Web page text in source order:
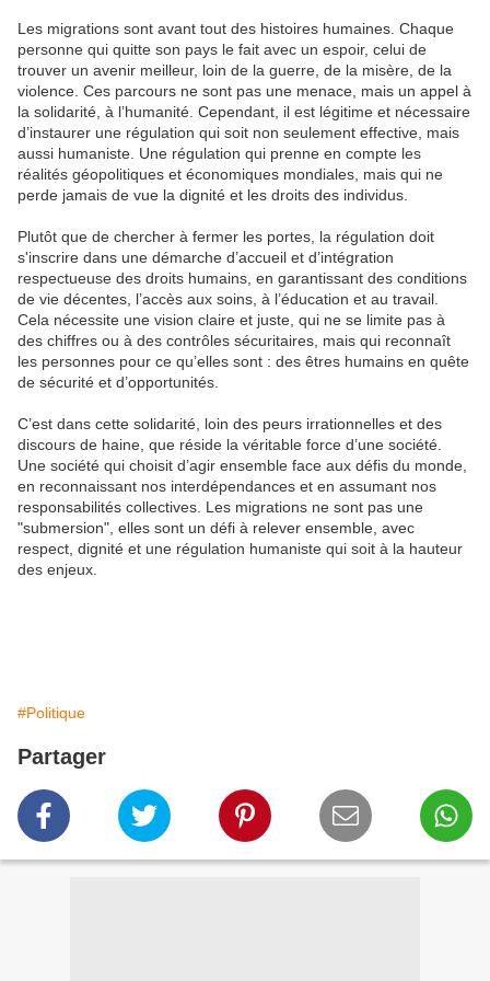
Les migrations sont avant tout des histoires humaines. Chaque
personne qui quitte son pays le fait avec un espoir, celui de
trouver un avenir meilleur, loin de la guerre, de la misère, de la
violence. Ces parcours ne sont pas une menace, mais un appel à
la solidarité, à l’humanité. Cependant, il est légitime et nécessaire
d’instaurer une régulation qui soit non seulement effective, mais
aussi humaniste. Une régulation qui prenne en compte les
réalités géopolitiques et économiques mondiales, mais qui ne
perde jamais de vue la dignité et les droits des individus.
Plutôt que de chercher à fermer les portes, la régulation doit
s'inscrire dans une démarche d’accueil et d’intégration
respectueuse des droits humains, en garantissant des conditions
de vie décentes, l’accès aux soins, à l’éducation et au travail.
Cela nécessite une vision claire et juste, qui ne se limite pas à
des chiffres ou à des contrôles sécuritaires, mais qui reconnaît
les personnes pour ce qu’elles sont : des êtres humains en quête
de sécurité et d’opportunités.
C’est dans cette solidarité, loin des peurs irrationnelles et des
discours de haine, que réside la véritable force d’une société.
Une société qui choisit d’agir ensemble face aux défis du monde,
en reconnaissant nos interdépendances et en assumant nos
responsabilités collectives. Les migrations ne sont pas une
"submersion", elles sont un défi à relever ensemble, avec
respect, dignité et une régulation humaniste qui soit à la hauteur
des enjeux.
#Politique
Partager